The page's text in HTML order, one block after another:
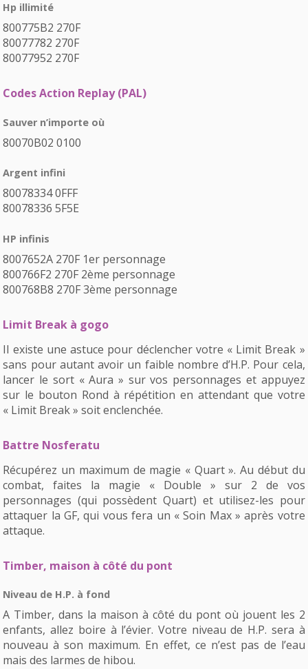
Hp illimité
800775B2 270F
80077782 270F
80077952 270F
Codes Action Replay (PAL)
Sauver n’importe où
80070B02 0100
Argent infini
80078334 0FFF
80078336 5F5E
HP infinis
8007652A 270F 1er personnage
800766F2 270F 2ème personnage
800768B8 270F 3ème personnage
Limit Break à gogo
Il existe une astuce pour déclencher votre « Limit Break »
sans pour autant avoir un faible nombre d’H.P. Pour cela,
lancer le sort « Aura » sur vos personnages et appuyez
sur le bouton Rond à répétition en attendant que votre
« Limit Break » soit enclenchée.
Battre Nosferatu
Récupérez un maximum de magie « Quart ». Au début du
combat, faites la magie « Double » sur 2 de vos
personnages (qui possèdent Quart) et utilisez-les pour
attaquer la GF, qui vous fera un « Soin Max » après votre
attaque.
Timber, maison à côté du pont
Niveau de H.P. à fond
A Timber, dans la maison à côté du pont où jouent les 2
enfants, allez boire à l’évier. Votre niveau de H.P. sera à
nouveau à son maximum. En effet, ce n’est pas de l’eau
mais des larmes de hibou.